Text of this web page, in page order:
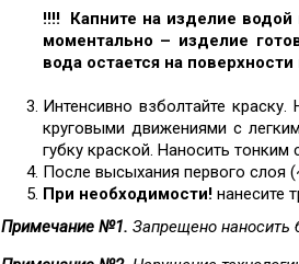
!!!! Капните на изделие водой
моментально – изделие
вода остается на
Интенсивно взболтайте
круговыми движениями с
губку краской. Наносить тонким
После высыхания первого слоя
При необходимости! нанесите
Примечание №1. Запрещено наносить